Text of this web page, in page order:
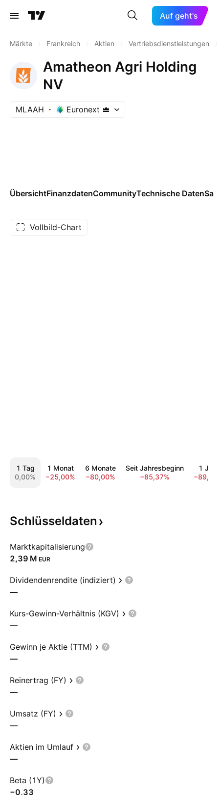
Auf geht's
Märkte Frankreich Aktien Vertriebsdienstleistungen
Amatheon Agri Holding
NV
MLAAH Euronext
ÜbersichtFinanzdatenCommunityTechnische Daten
Vollbild-Chart
1 Tag
0,00%
1 Monat
−25,00%
6 Monate
−80,00%
Seit Jahresbeginn
−85,37%
1 Jahr
Schlüsseldaten
Marktkapitalisierung
‪2,39 M‬ EUR
Dividendenrendite (indiziert)
—
Kurs-Gewinn-Verhältnis (KGV)
—
Gewinn je Aktie (TTM)
—
Reinertrag (FY)
—
Umsatz (FY)
—
Aktien im Umlauf
—
Beta (1Y)
−0,33